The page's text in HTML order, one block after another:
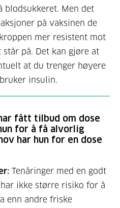
blodsukkeret. Men det
på vaksinen de
mer resistent mot
på. Det kan gjøre at
at du trenger høyere
insulin.
fått tilbud om dose
for å få alvorlig
har hun for en dose
Tenåringer med en godt
ikke større risiko for å
enn andre friske